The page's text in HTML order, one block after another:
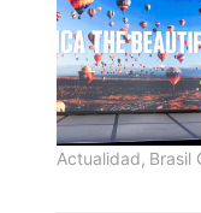
Actualidad, Brasil